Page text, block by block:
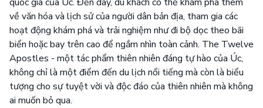
về văn hóa và lịch sử của người dân bản địa, tham gia các
hoạt động khám phá và trải nghiệm như đi bộ dọc theo bãi
biển hoặc bay trên cao để ngắm nhìn toàn cảnh. The Twelve
Apostles - một tác phẩm thiên nhiên đáng tự hào của Úc,
không chỉ là một điểm đến du lịch nổi tiếng mà còn là biểu
tượng cho sự tuyệt vời và độc đáo của thiên nhiên mà không
ai muốn bỏ qua.